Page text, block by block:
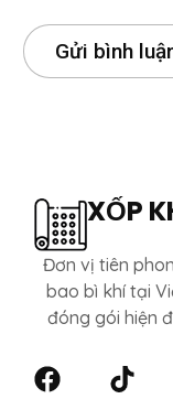
XỐP
Đơn vị tiên
bao bì khí tại
đóng gói hiện